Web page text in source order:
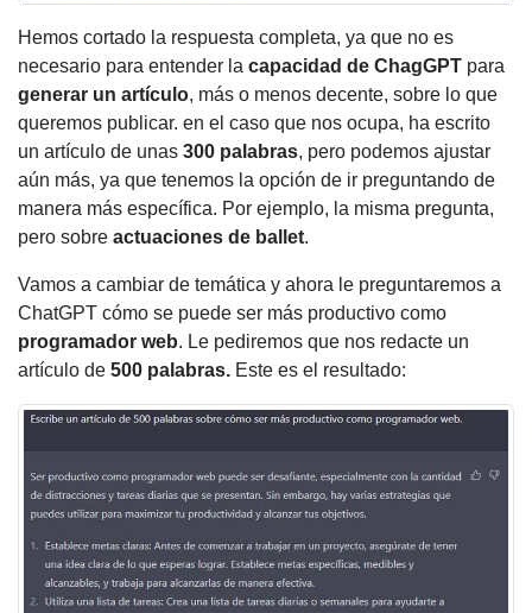
Hemos cortado la respuesta completa, ya que no es
necesario para entender la capacidad de ChagGPT para
generar un artículo, más o menos decente, sobre lo que
queremos publicar. en el caso que nos ocupa, ha escrito
un artículo de unas 300 palabras, pero podemos ajustar
aún más, ya que tenemos la opción de ir preguntando de
manera más específica. Por ejemplo, la misma pregunta,
pero sobre actuaciones de ballet.
Vamos a cambiar de temática y ahora le preguntaremos a
ChatGPT cómo se puede ser más productivo como
programador web. Le pediremos que nos redacte un
artículo de 500 palabras. Este es el resultado: